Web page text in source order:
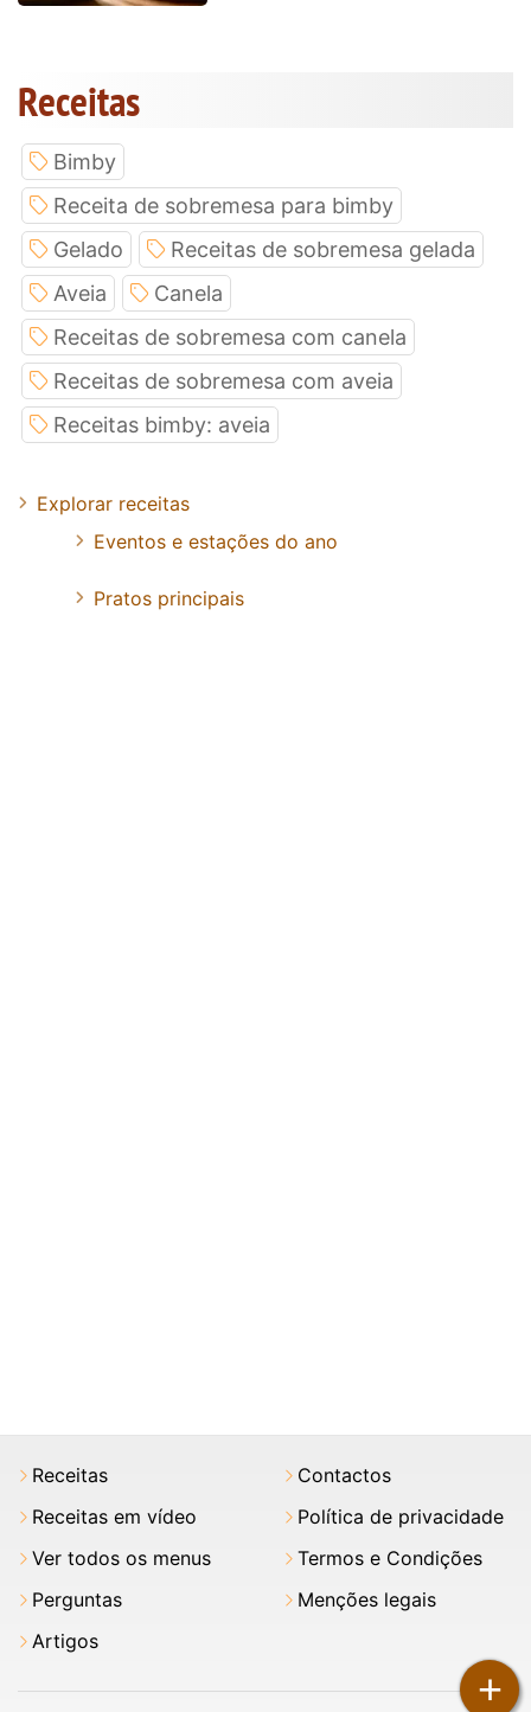
+
Receitas
Bimby
Receita de sobremesa para bimby
Gelado
Receitas de sobremesa gelada
Aveia
Canela
Receitas de sobremesa com canela
Receitas de sobremesa com aveia
Receitas bimby: aveia
Explorar receitas
Eventos e estações do ano
Pratos principais
Receitas
Receitas em vídeo
Ver todos os menus
Perguntas
Artigos
Contactos
Política de privacidade
Termos e Condições
Menções legais